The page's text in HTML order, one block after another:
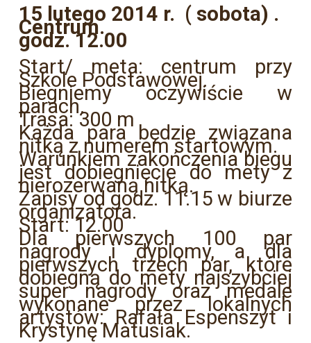
15 lutego 2014 r. ( sobota) .
Centrum.
godz. 12.00
Start/ meta: centrum przy
Szkole Podstawowej.
Biegniemy oczywiście w
parach.
Trasa: 300 m
Każda para będzie związana
nitką z numerem startowym.
Warunkiem zakończenia biegu
jest dobiegnięcie do mety z
nierozerwaną nitką.
Zapisy od godz. 11.15 w biurze
organizatora.
Start: 12.00
Dla pierwszych 100 par
nagrody i dyplomy, a dla
pierwszych trzech par, które
dobiegną do mety najszybciej
super nagrody oraz medale
wykonane przez lokalnych
artystów: Rafała Espenszyt i
Krystynę Matusiak.